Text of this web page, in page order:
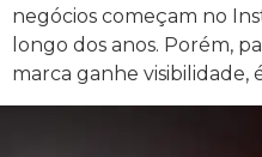
negócios começam no
longo dos anos. Porém,
marca ganhe visibilidade,